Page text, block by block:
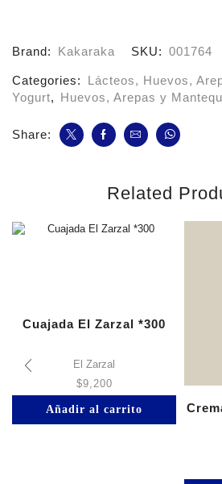
Brand: Kakaraka SKU: 001764
Categories:
Lácteos, Huevos,
Yogurt, Huevos, Arepas y
Share:
Related
Cuajada El Zarzal *300
El Zarzal
$9,200
Añadir al carrito